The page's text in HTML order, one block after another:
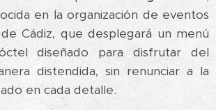
en la organización de eventos
Cádiz, que desplegará un menú
diseñado para disfrutar del
distendida, sin renunciar a la
en cada detalle.